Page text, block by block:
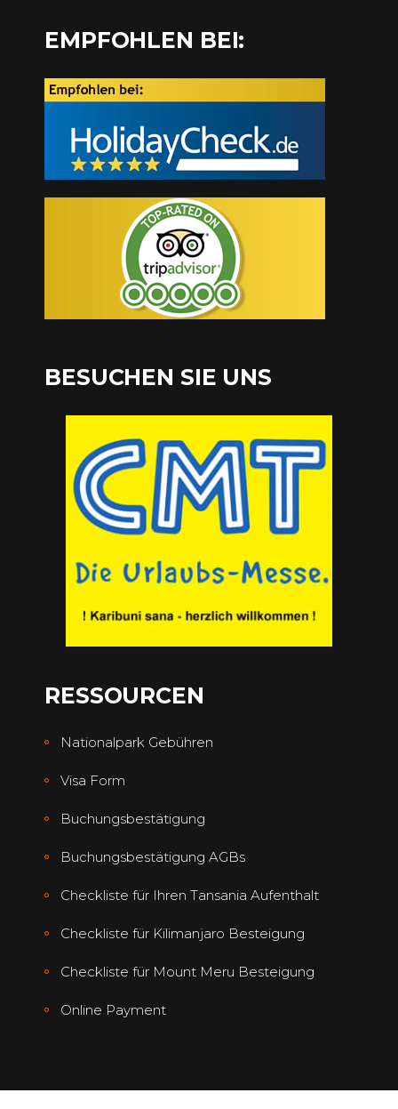
EMPFOHLEN BEI:
BESUCHEN SIE UNS
RESSOURCEN
Nationalpark Gebühren
Visa Form
Buchungsbestätigung
Buchungsbestätigung AGBs
Checkliste für Ihren Tansania Aufenthalt
Checkliste für Kilimanjaro Besteigung
Checkliste für Mount Meru Besteigung
Online Payment